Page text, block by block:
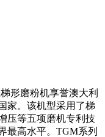
形磨粉机享誉澳大利
家。该机型采用了梯
压等五项磨机专利技
最高水平。TGM系列